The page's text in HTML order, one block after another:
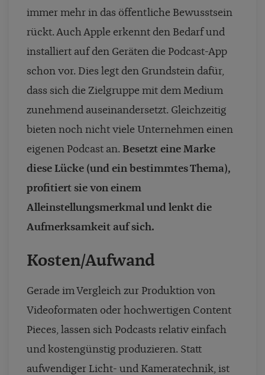
immer mehr in das öffentliche Bewusstsein
rückt. Auch Apple erkennt den Bedarf und
installiert auf den Geräten die Podcast-App
schon vor. Dies legt den Grundstein dafür,
dass sich die Zielgruppe mit dem Medium
zunehmend auseinandersetzt. Gleichzeitig
bieten noch nicht viele Unternehmen einen
eigenen Podcast an. Besetzt eine Marke
diese Lücke (und ein bestimmtes Thema),
profitiert sie von einem
Alleinstellungsmerkmal und lenkt die
Aufmerksamkeit auf sich.
Kosten/Aufwand
Gerade im Vergleich zur Produktion von
Videoformaten oder hochwertigen Content
Pieces, lassen sich Podcasts relativ einfach
und kostengünstig produzieren. Statt
aufwendiger Licht- und Kameratechnik, ist